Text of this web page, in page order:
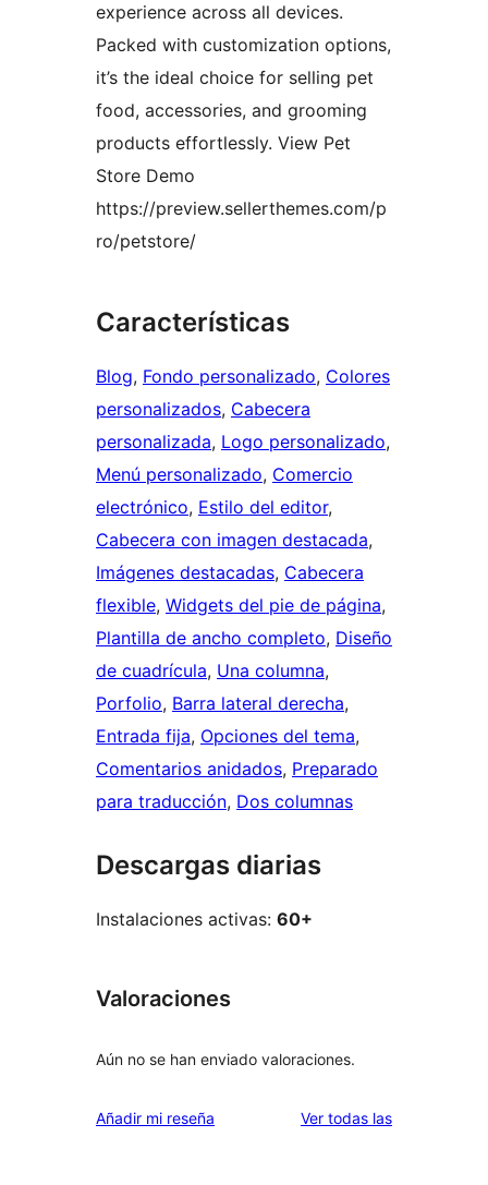
experience across all devices.
Packed with customization options,
it’s the ideal choice for selling pet
food, accessories, and grooming
products effortlessly. View Pet
Store Demo
https://preview.sellerthemes.com/p
ro/petstore/
Características
Blog, Fondo personalizado, Colores
personalizados, Cabecera
personalizada, Logo personalizado
Menú personalizado, Comercio
electrónico, Estilo del editor
Cabecera con imagen destacada
Imágenes destacadas, Cabecera
flexible, Widgets del pie de página
Plantilla de ancho completo, Diseño
de cuadrícula, Una columna
Porfolio, Barra lateral derecha
Entrada fija, Opciones del tema
Comentarios anidados, Preparado
para traducción, Dos columnas
Descargas diarias
Instalaciones activas: 60+
Valoraciones
Aún no se han enviado valoraciones.
Añadir mi reseña Ver todas lasvaloraciones